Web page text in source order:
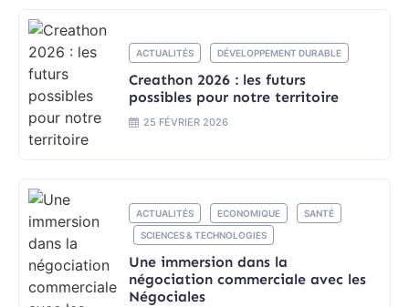
ACTUALITÉS DÉVELOPPEMENT DURABLE
Creathon 2026 : les futurs
possibles pour notre territoire
25 FÉVRIER 2026
ACTUALITÉS ECONOMIQUE
SANTÉ
SCIENCES & TECHNOLOGIES
Une immersion dans la
négociation commerciale avec les
Négociales